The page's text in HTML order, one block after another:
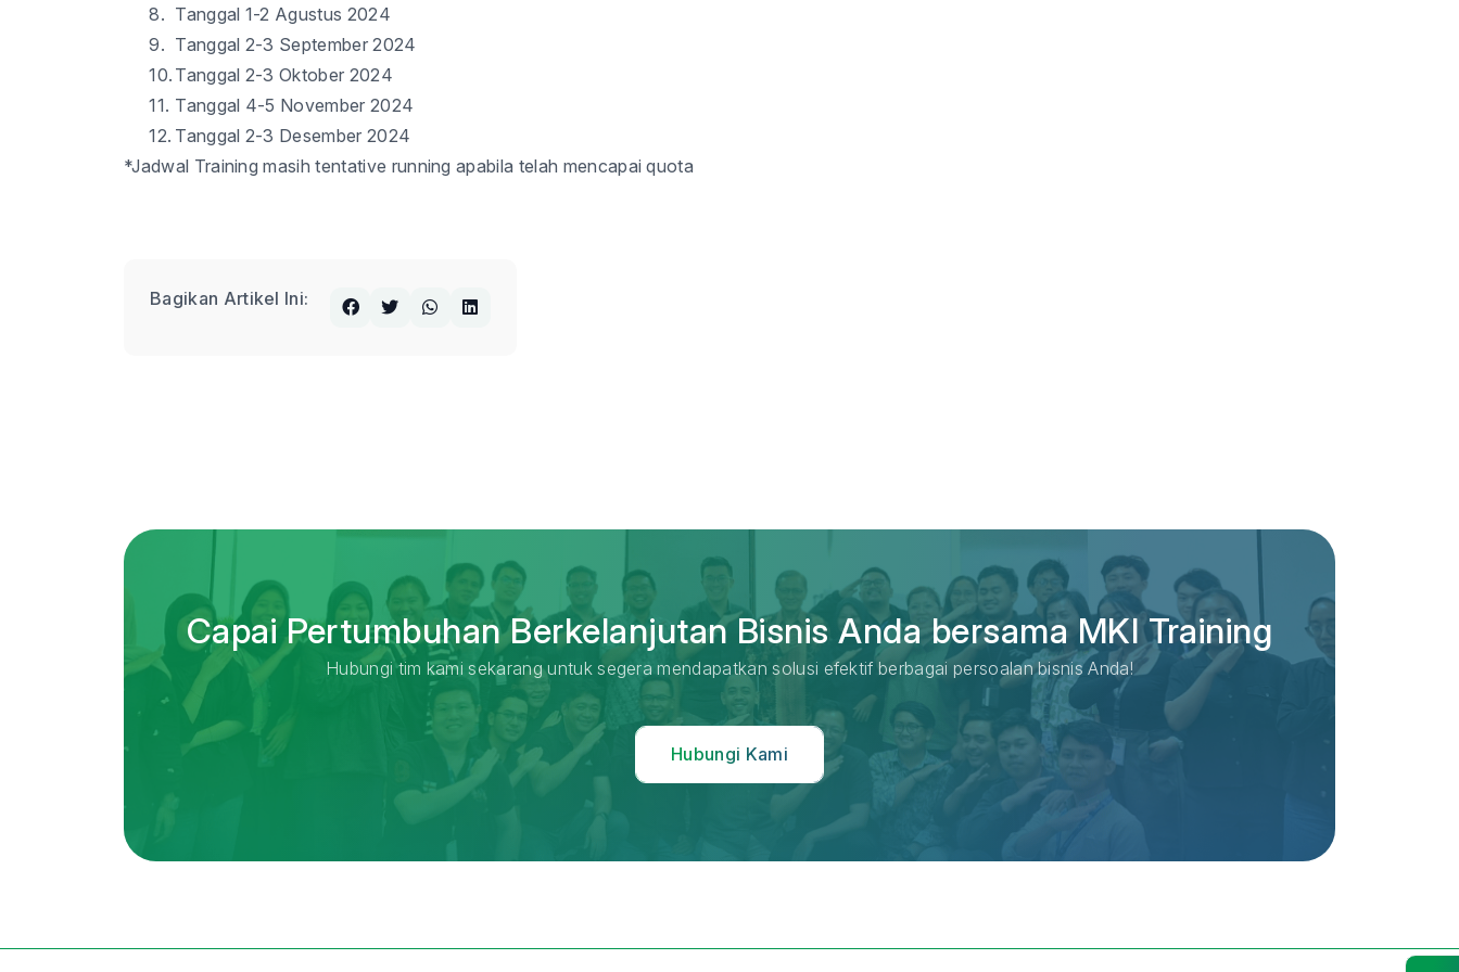
8. Tanggal 1-2 Agustus 2024
9. Tanggal 2-3 September 2024
10. Tanggal 2-3 Oktober 2024
11. Tanggal 4-5 November 2024
12. Tanggal 2-3 Desember 2024
*Jadwal Training masih tentative running apabila telah mencapai quota
Bagikan Artikel Ini:
Capai Pertumbuhan Berkelanjutan Bisnis Anda bersama MKI Training
Hubungi tim kami sekarang untuk segera mendapatkan solusi efektif berbagai persoalan bisnis Anda!
Hubungi Kami